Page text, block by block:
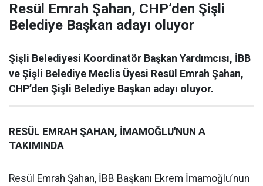
Resül Emrah Şahan, CHP’den Şişli
Belediye Başkan adayı oluyor
Şişli Belediyesi Koordinatör Başkan Yardımcısı, İBB
ve Şişli Belediye Meclis Üyesi Resül Emrah Şahan,
CHP’den Şişli Belediye Başkan adayı oluyor.
RESÜL EMRAH ŞAHAN, İMAMOĞLU'NUN A
TAKIMINDA
Resül Emrah Şahan, İBB Başkanı Ekrem İmamoğlu’nun